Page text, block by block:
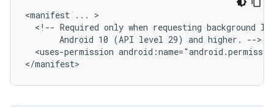
<manifest ...
<!-- Required only when requesting background
Android 10 (API level 29) and higher.
<uses-permission